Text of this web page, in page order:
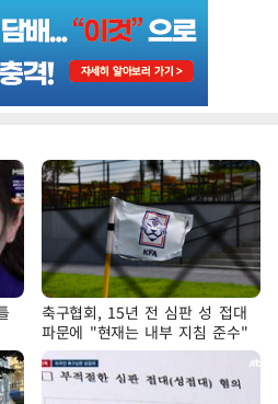
축구협회, 15년 전 심판 성 접대
파문에 "현재는 내부 지침 준수"